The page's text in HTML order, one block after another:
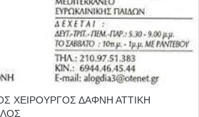
ΧΕΙΡΟΥΡΓΟΣ ΔΑΦΝΗ ΑΤΤΙΚΗ